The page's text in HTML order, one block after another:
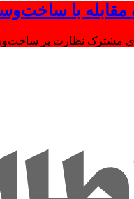
با
نظارت بر